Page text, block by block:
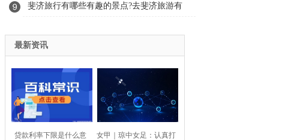
和吗？
斐济旅行有哪些有趣的景点?去斐济旅游有
最新资讯
贷款利率下限是什么意 女甲｜琼中女足：认真打